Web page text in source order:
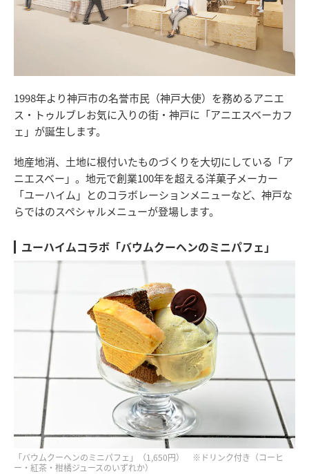
1998年より神戸市の名誉市民（神戸大使）を務めるアニエ
ス・トゥルブレお気に入りの街・神戸に「アニエスベーカフ
ェ」が誕生します。
地産地消、土地に根付いたものづくりを大切にしている「ア
ニエスベー」。地元で創業100年を超える洋菓子メーカー
「ユーハイム」とのコラボレーションメニューなど、神戸な
らではのスペシャルメニューが登場します。
ユーハイムコラボ「バウムクーヘンのミニパフェ」
「バウムクーヘンのミニパフェ」（1,650円） ※ドリンク付き（コーヒ
ー・紅茶・柑橘ジュースのいずれか）